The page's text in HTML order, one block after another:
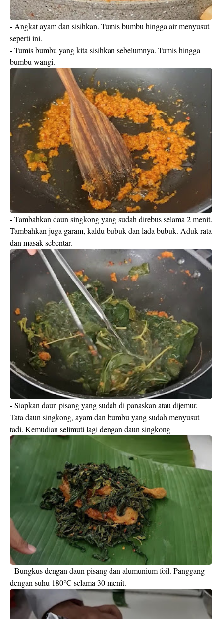
- Angkat ayam dan sisihkan. Tumis bumbu hingga air menyusut
seperti ini.
- Tumis bumbu yang kita sisihkan sebelumnya. Tumis hingga
bumbu wangi.
- Tambahkan daun singkong yang sudah direbus selama 2 menit.
Tambahkan juga garam, kaldu bubuk dan lada bubuk. Aduk rata
dan masak sebentar.
- Siapkan daun pisang yang sudah di panaskan atau dijemur.
Tata daun singkong, ayam dan bumbu yang sudah menyusut
tadi. Kemudian selimuti lagi dengan daun singkong
- Bungkus dengan daun pisang dan alumunium foil. Panggang
dengan suhu 180°C selama 30 menit.